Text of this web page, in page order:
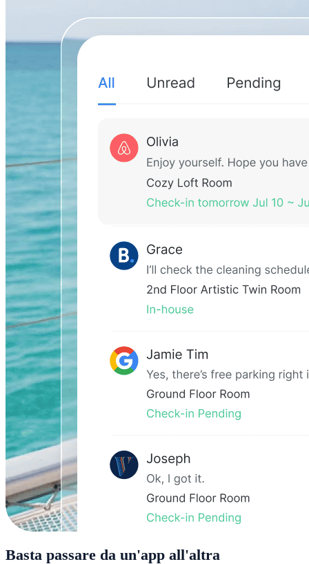
Basta passare da un'app all'altra